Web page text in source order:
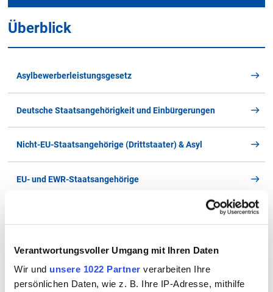
Verantwortungsvoller Umgang mit Ihren Daten
Wir und unsere 1022 Partner verarbeiten Ihre
persönlichen Daten, wie z. B. Ihre IP-Adresse, mithilfe
A B C D E F G H I J K
L M N O P
Y
Aufenthaltstitel zur Erwerbstätigkeit
Änderung von aufenthaltsrechtlichen
Überblick
Asylbewerberleistungsgesetz
Deutsche Staatsangehörigkeit und Einbürgerungen
Nicht-EU-Staatsangehörige (Drittstaater) & Asyl
EU- und EWR-Staatsangehörige
Standesamtsaufsicht, Aufsicht Pass- und Melderecht,
öffentlich-rechtliche Namensänderung